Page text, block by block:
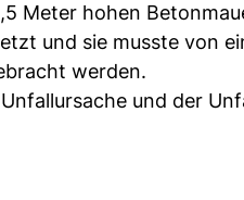
Meter hohen
und sie musste von
werden.
und der